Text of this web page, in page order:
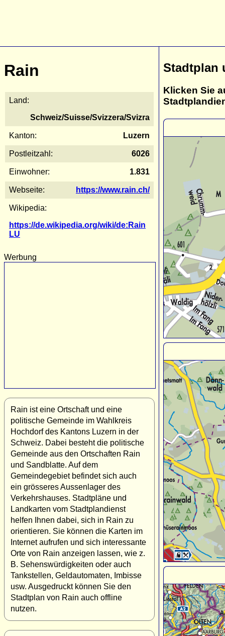
Rain
Land:
Schweiz/Suisse/Svizzera/Svizra
Kanton: Luzern
Postleitzahl: 6026
Einwohner: 1.831
Webseite: https://www.rain.ch/
Wikipedia:
https://de.wikipedia.org/wiki/de:Rain
LU
Werbung
Rain ist eine Ortschaft und eine
politische Gemeinde im Wahlkreis
Hochdorf des Kantons Luzern in der
Schweiz. Dabei besteht die politische
Gemeinde aus den Ortschaften Rain
und Sandblatte. Auf dem
Gemeindegebiet befindet sich auch
ein grösseres Aussenlager des
Verkehrshauses. Stadtpläne und
Landkarten vom Stadtplandienst
helfen Ihnen dabei, sich in Rain zu
orientieren. Sie können die Karten im
Internet aufrufen und sich interessante
Orte von Rain anzeigen lassen, wie z.
B. Sehenswürdigkeiten oder auch
Tankstellen, Geldautomaten, Imbisse
usw. Ausgedruckt können Sie den
Stadtplan von Rain auch offline
nutzen.
Stadtplan
Klicken Sie